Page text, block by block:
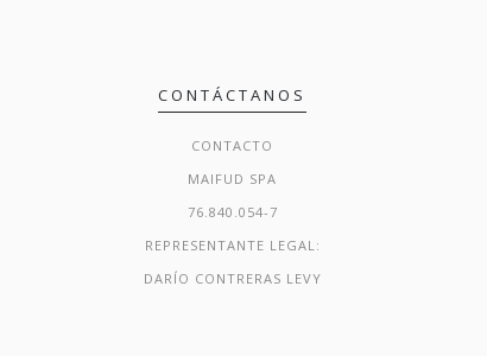
CONTÁCTANOS
CONTACTO
MAIFUD SPA
76.840.054-7
REPRESENTANTE LEGAL:
DARÍO CONTRERAS LEVY